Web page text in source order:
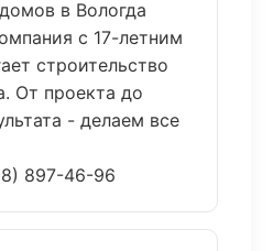
в Вологда
с 17-летним
строительство
От проекта до
- делаем все
897-46-96